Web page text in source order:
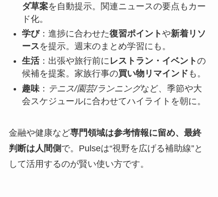
ダ草案を自動提示。関連ニュースの要点もカー
ド化。
学び：進捗に合わせた復習ポイントや新着リソ
ースを提示。週末のまとめ学習にも。
生活：出張や旅行前にレストラン・イベントの
候補を提案。家族行事の買い物リマインド も。
趣味： テニス/園芸/ランニングなど、季節や大
会スケジュールに合わせてハイライトを朝に。
金融や健康など専門領域は参考情報に留め、最終
判断は人間側 で。Pulseは“視野を広げる補助線”と
して活用するのが賢い使い方です。